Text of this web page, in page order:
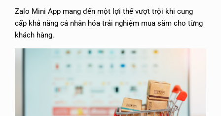
Zalo Mini App mang đến một lợi thế vượt trội khi cung
cấp khả năng cá nhân hóa trải nghiệm mua sắm cho từng
khách hàng.